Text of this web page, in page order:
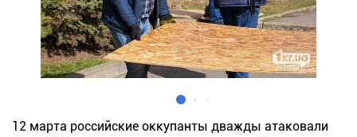
12 марта российские оккупанты дважды атаковали